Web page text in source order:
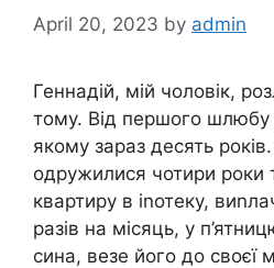
April 20, 2023 by admin
Геннадій, мій чоловік,
тому. Від першого шлюбу
якому зараз десять
одружилися чотири роки
квартиру в іnотеку,
разів на місяць, у
сина, везе його до своєї